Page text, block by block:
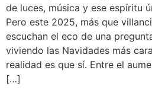
de luces, música y ese espíritu
Pero este 2025, más que
escuchan el eco de una
viviendo las Navidades más
realidad es que sí. Entre el
[…]